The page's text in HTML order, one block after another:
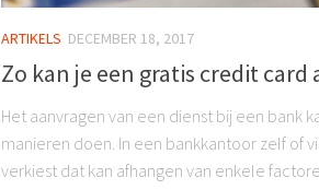
ARTIKELS DECEMBER 18, 2017
Zo kan je een gratis credit card
Het aanvragen van een dienst bij een bank
manieren doen. In een bankkantoor zelf of
verkiest dat kan afhangen van enkele